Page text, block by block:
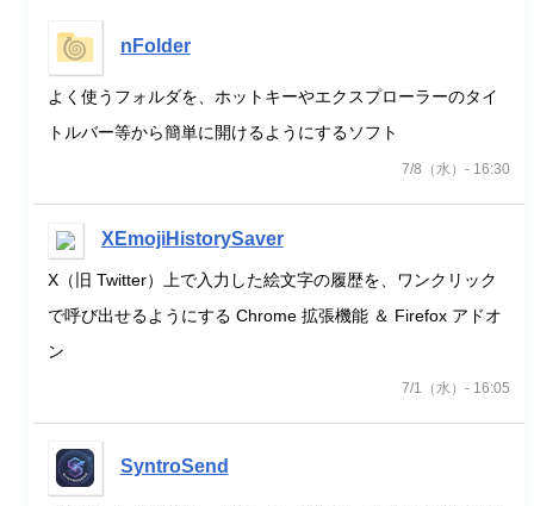
nFolder
よく使うフォルダを、ホットキーやエクスプローラーのタイ
トルバー等から簡単に開けるようにするソフト
7/8（水）- 16:30
XEmojiHistorySaver
X（旧 Twitter）上で入力した絵文字の履歴を、ワンクリック
で呼び出せるようにする Chrome 拡張機能 ＆ Firefox アドオ
ン
7/1（水）- 16:05
SyntroSend